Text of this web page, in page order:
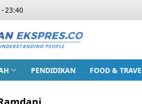
23:40
PENDIDIKAN FOOD &